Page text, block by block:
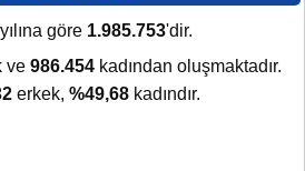
yılına göre 1.985.753'dir.
ve 986.454 kadından oluşmaktadır.
erkek, %49,68 kadındır.